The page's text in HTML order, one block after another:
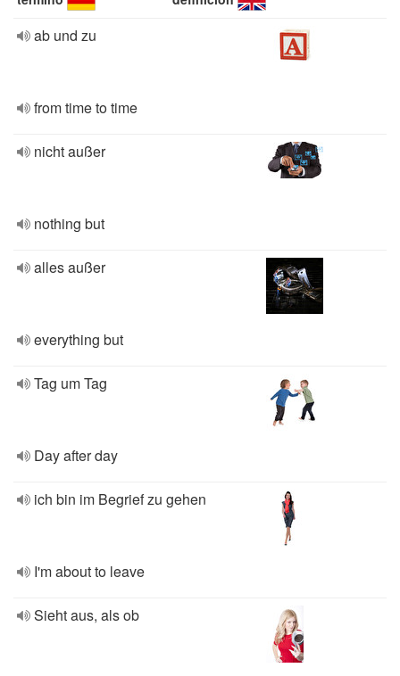
ab und zu
from time to time
nicht außer
nothing but
alles außer
everything but
Tag um Tag
Day after day
ich bin im Begrief zu gehen
I'm about to leave
Sieht aus, als ob